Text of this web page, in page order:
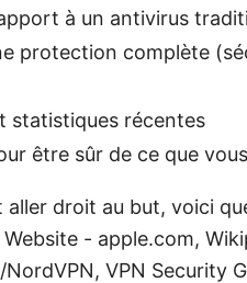
à un antivirus
protection complète
statistiques récentes
être sûr de ce que
aller droit au but, voici
- apple.com,
VPN Security